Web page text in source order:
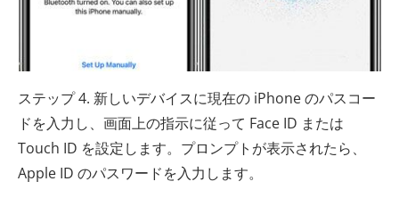
ステップ 4. 新しいデバイスに現在の iPhone のパスコー
ドを入力し、画面上の指示に従って Face ID または
Touch ID を設定します。プロンプトが表示されたら、
Apple ID のパスワードを入力します。